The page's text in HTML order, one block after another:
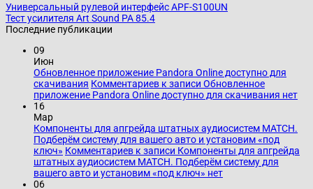
Универсальный рулевой интерфейс APF-S100UN
Тест усилителя Art Sound PA 85.4
Последние публикации
09
Июн
Обновленное приложение Pandora Online доступно для
скачивания Комментариев к записи Обновленное
приложение Pandora Online доступно для скачивания нет
16
Мар
Компоненты для апгрейда штатных аудиосистем MATCH.
Подберём систему для вашего авто и установим «под
ключ» Комментариев к записи Компоненты для апгрейда
штатных аудиосистем MATCH. Подберём систему для
вашего авто и установим «под ключ» нет
06